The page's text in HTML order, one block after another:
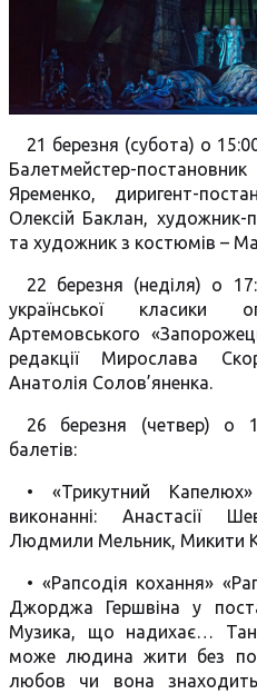
21 березня (субота) о
Балетмейстер-
Яременко, диригент-
Олексій Баклан, художник-
та художник з костюмів –
22 березня (неділя) о
української класики
Артемовського
редакції Мирослава
Анатолія Солов’яненка.
26 березня (четвер) о
балетів:
• «Трикутний
виконанні: Анастасії
Людмили Мельник, Микити
• «Рапсодія кохання»
Джорджа Гершвіна у
Музика, що надихає…
може людина жити без
любов чи вона